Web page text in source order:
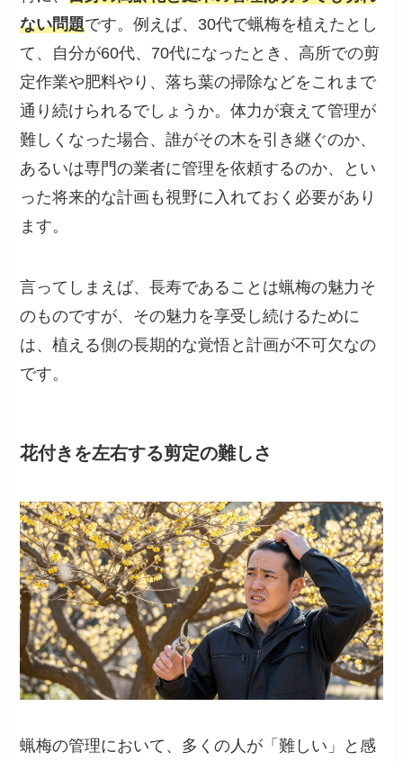
ない問題です。例えば、30代で蝋梅を植えたとし
て、自分が60代、70代になったとき、高所での剪
定作業や肥料やり、落ち葉の掃除などをこれまで
通り続けられるでしょうか。体力が衰えて管理が
難しくなった場合、誰がその木を引き継ぐのか、
あるいは専門の業者に管理を依頼するのか、とい
った将来的な計画も視野に入れておく必要があり
ます。
言ってしまえば、長寿であることは蝋梅の魅力そ
のものですが、その魅力を享受し続けるために
は、植える側の長期的な覚悟と計画が不可欠なの
です。
花付きを左右する剪定の難しさ
蝋梅の管理において、多くの人が「難しい」と感